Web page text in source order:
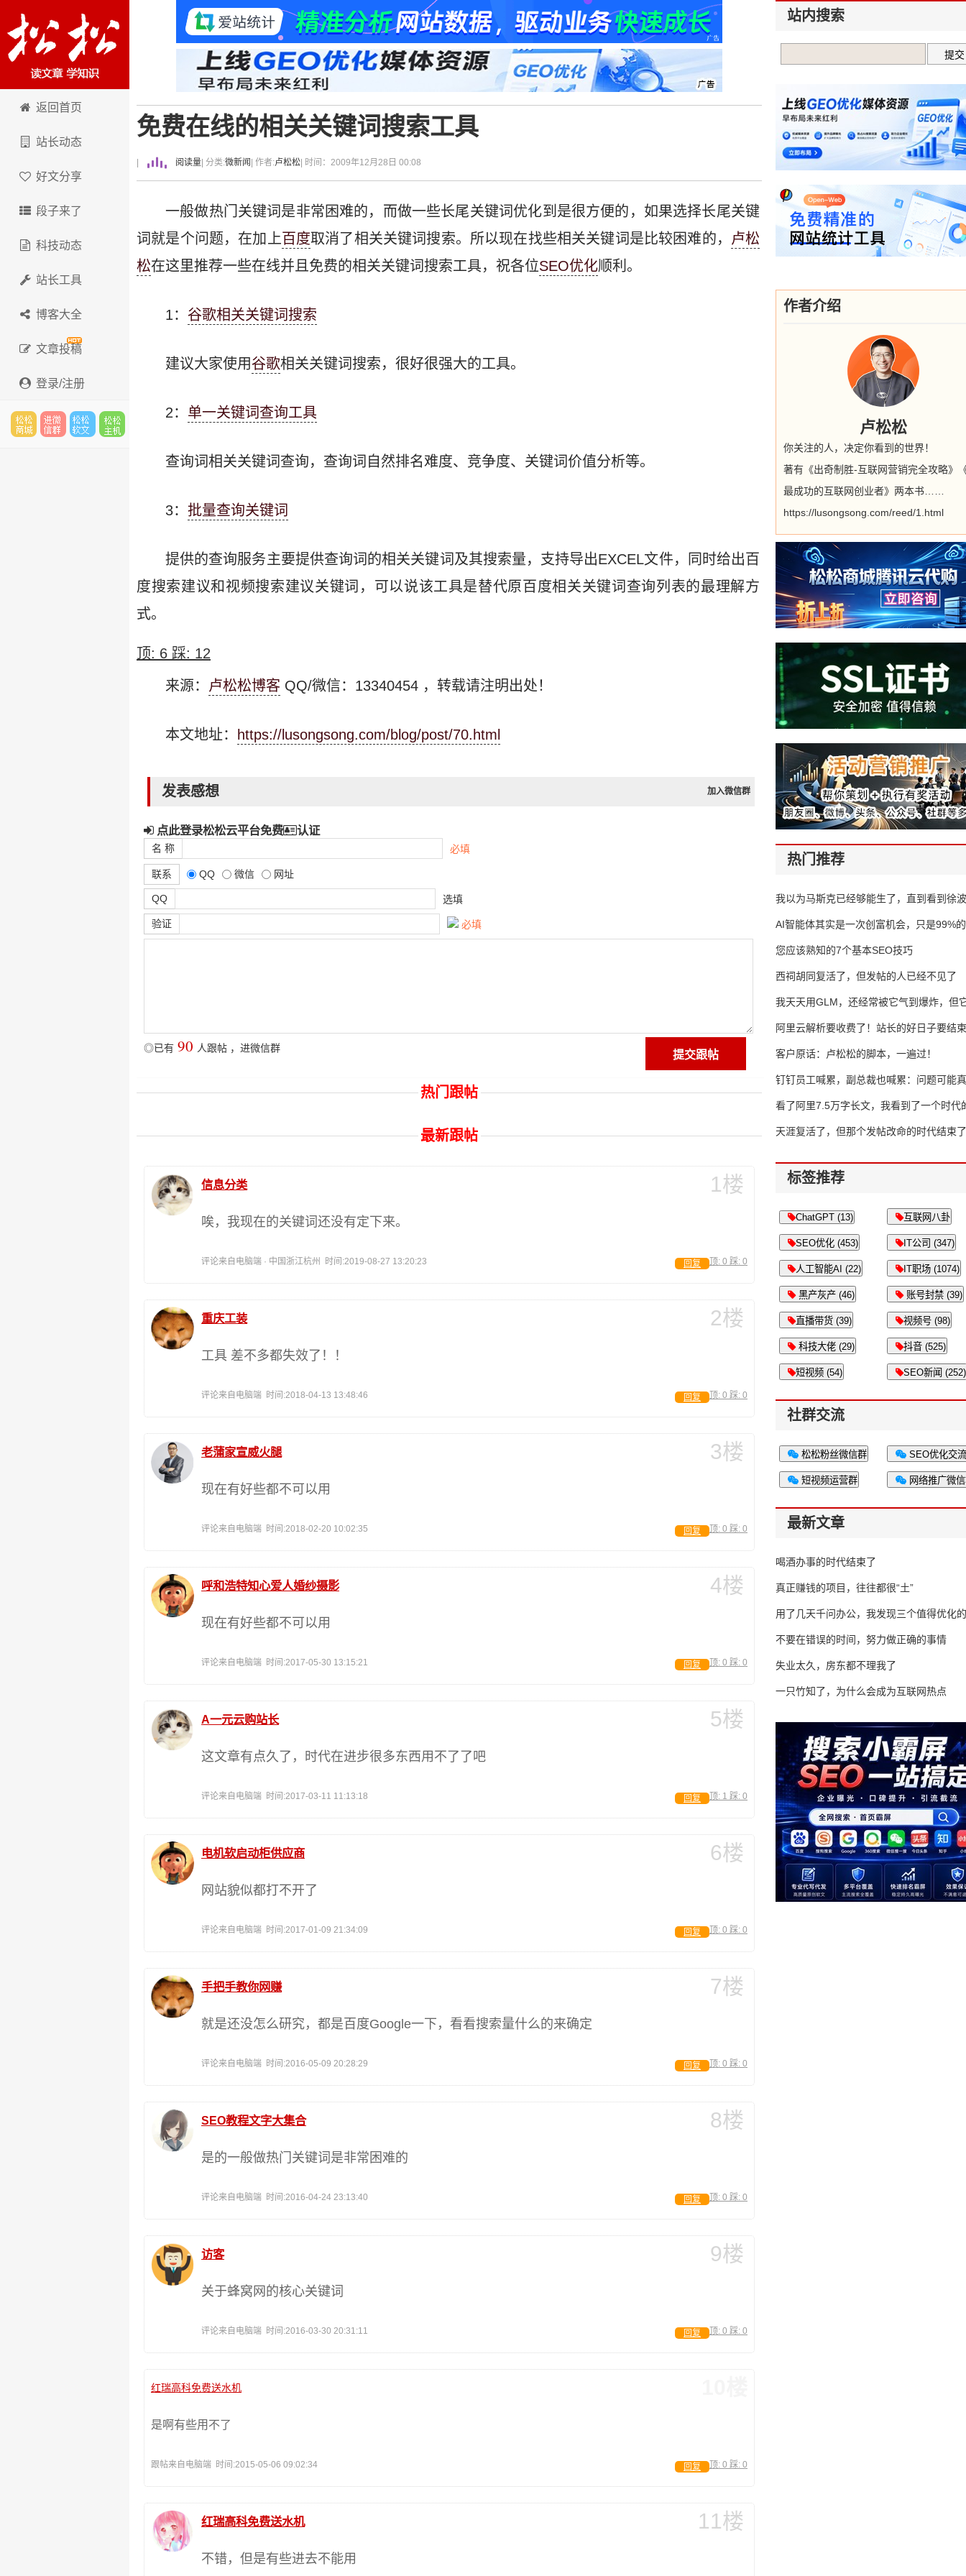
卢松松博客
返回首页
站长动态
好文分享
段子来了
科技动态
站长工具
博客大全
文章投稿
登录/注册
免费在线的相关关键词搜索工具
阅读量 | 分类:微新闻 | 作者:卢松松 | 时间：2009年12月28日 00:08
一般做热门关键词是非常困难的，而做一些长尾关键词优化到是很方便的，如果选择长尾关键
词就是个问题，在加上 百度取消了相关关键词搜索。所以现在找些相关关键词是比较困难的， 卢松
松在这里推荐一些在线并且免费的相关关键词搜索工具，祝各位SEO优化顺利。
1： 谷歌相关关键词搜索
建议大家使用谷歌相关关键词搜索，很好很强大的工具。
2： 单一关键词查询工具
查询词相关关键词查询，查询词自然排名难度、竞争度、关键词价值分析等。
3： 批量查询关键词
提供的查询服务主要提供查询词的相关关键词及其搜索量，支持导出EXCEL文件，同时给出百
度搜索建议和视频搜索建议关键词，可以说该工具是替代原百度相关关键词查询列表的最理解方
式。
顶: 6 踩: 12
来源： 卢松松博客 QQ/微信：13340454 ，转载请注明出处！
本文地址： https://lusongsong.com/blog/post/70.html
发表感想 加入微信群
点此登录松松云平台免费 认证
名 称 必填
联系 QQ 微信 网址
QQ 选填
验证 必填
◎已有 90 人跟帖 ， 进微信群
热门跟帖
最新跟帖
1楼
信息分类
唉，我现在的关键词还没有定下来。
评论来自电脑端 · 中国浙江杭州 时间:2019-08-27 13:20:23 顶: 0 踩: 0
回复
2楼
重庆工装
工具 差不多都失效了！！
评论来自电脑端 时间:2018-04-13 13:48:46 顶: 0 踩: 0
回复
3楼
老蒲家宣威火腿
现在有好些都不可以用
评论来自电脑端 时间:2018-02-20 10:02:35 顶: 0 踩: 0
回复
4楼
呼和浩特知心爱人婚纱摄影
现在有好些都不可以用
评论来自电脑端 时间:2017-05-30 13:15:21 顶: 0 踩: 0
回复
5楼
A一元云购站长
这文章有点久了，时代在进步很多东西用不了了吧
评论来自电脑端 时间:2017-03-11 11:13:18 顶: 1 踩: 0
回复
6楼
电机软启动柜供应商
网站貌似都打不开了
评论来自电脑端 时间:2017-01-09 21:34:09 顶: 0 踩: 0
回复
7楼
手把手教你网赚
就是还没怎么研究，都是百度Google一下，看看搜索量什么的来确定
评论来自电脑端 时间:2016-05-09 20:28:29 顶: 0 踩: 0
回复
8楼
SEO教程文字大集合
是的一般做热门关键词是非常困难的
评论来自电脑端 时间:2016-04-24 23:13:40 顶: 0 踩: 0
回复
9楼
访客
关于蜂窝网的核心关键词
评论来自电脑端 时间:2016-03-30 20:31:11 顶: 0 踩: 0
回复
红瑞高科免费送水机
是啊有些用不了
跟帖来自电脑端 时间:2015-05-06 09:02:34 顶: 0 踩: 0
回复
11楼
红瑞高科免费送水机
不错，但是有些进去不能用
站内搜索
作者介绍
卢松松
你关注的人，决定你看到的世界！
著有《出奇制胜-互联网营销完全攻略》
最成功的互联网创业者》两本书……
https://lusongsong.com/reed/1.html
热门推荐
我以为马斯克已经够能生了，直到看到
AI智能体其实是一次创富机会，只是99%
错过了
您应该熟知的7个基本SEO技巧
西祠胡同复活了，但发帖的人已经不见了
我天天用GLM，还经常被它气到爆炸，但
16万亿
阿里云解析要收费了！站长的好日子要结
客户原话：卢松松的脚本，一遍过！
钉钉员工喊累，副总裁也喊累：问题可能
了
看了阿里7.5万字长文，我看到了一个时代
天涯复活了，但那个发帖改命的时代结束了
标签推荐
ChatGPT (13) 互联网八卦
SEO优化 (453) IT公司 (347)
人工智能AI (22) IT职场 (1074)
黑产灰产 (46) 账号封禁 (39)
直播带货 (39) 视频号 (98)
科技大佬 (29) 抖音 (525)
短视频 (54) SEO新闻 (252)
社群交流
松松粉丝微信群 SEO优化交
短视频运营群 网络推广微
最新文章
喝酒办事的时代结束了
真正赚钱的项目，往往都很“土”
用了几天千问办公，我发现三个值得优化
不要在错误的时间，努力做正确的事情
失业太久，房东都不理我了
一只竹知了，为什么会成为互联网热点